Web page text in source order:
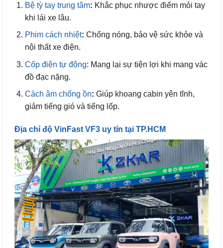
Bệ tỳ tay trung tâm: Khắc phục nhược điểm mỏi tay
khi lái xe lâu.
Phim cách nhiệt: Chống nóng, bảo vệ sức khỏe và
nội thất xe điện.
Cốp điện tự động: Mang lại sự tiện lợi khi mang vác
đồ đạc nặng.
Cách âm chống ồn: Giúp khoang cabin yên tĩnh,
giảm tiếng gió và tiếng lốp.
Địa chỉ độ VinFast VF3 uy tín tại TP.HCM